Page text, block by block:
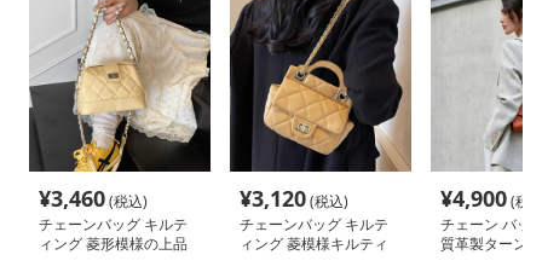
¥3,460(税込)
チェーンバッグ キルテ
ィング 菱形模様の上品
¥3,120(税込)
チェーンバッグ キルテ
ィング 菱模様キルティ
¥4,900(税
チェーン バッ
質革製ターン